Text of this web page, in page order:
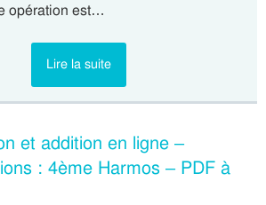
opération est…
Lire la suite
et addition en ligne –
: 4ème Harmos – PDF à